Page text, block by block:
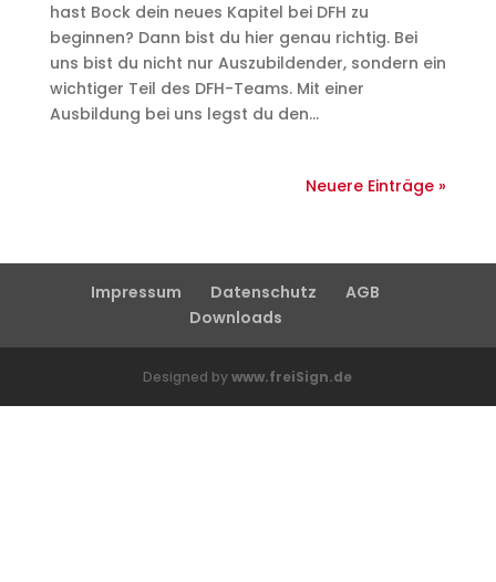
hast Bock dein neues Kapitel bei DFH zu
beginnen? Dann bist du hier genau richtig. Bei
uns bist du nicht nur Auszubildender, sondern ein
wichtiger Teil des DFH-Teams. Mit einer
Ausbildung bei uns legst du den...
Neuere Einträge »
Impressum Datenschutz
AGB
Downloads
Designed bywww.freiSign.de